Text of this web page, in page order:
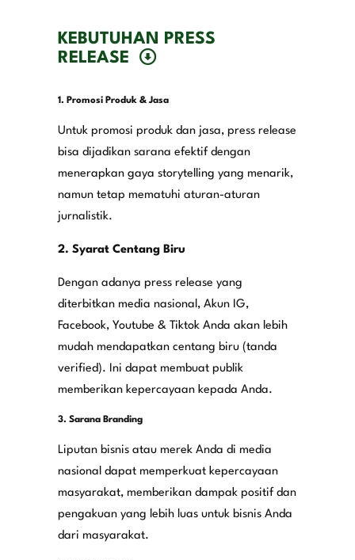
KEBUTUHAN PRESS
RELEASE
1. Promosi Produk & Jasa
Untuk promosi produk dan jasa, press release
bisa dijadikan sarana efektif dengan
menerapkan gaya storytelling yang menarik,
namun tetap mematuhi aturan-aturan
jurnalistik.
2. Syarat Centang Biru​
Dengan adanya press release yang
diterbitkan media nasional, Akun IG,
Facebook, Youtube & Tiktok Anda akan lebih
mudah mendapatkan centang biru (tanda
verified). Ini dapat membuat publik
memberikan kepercayaan kepada Anda.​
3. Sarana Branding​
Liputan bisnis atau merek Anda di media
nasional dapat memperkuat kepercayaan
masyarakat, memberikan dampak positif dan
pengakuan yang lebih luas untuk bisnis Anda
dari masyarakat.